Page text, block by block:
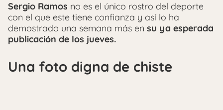
Sergio Ramos no es el único rostro del deporte
con el que este tiene confianza y así lo ha
demostrado una semana más en su ya esperada
publicación de los jueves.
Una foto digna de chiste